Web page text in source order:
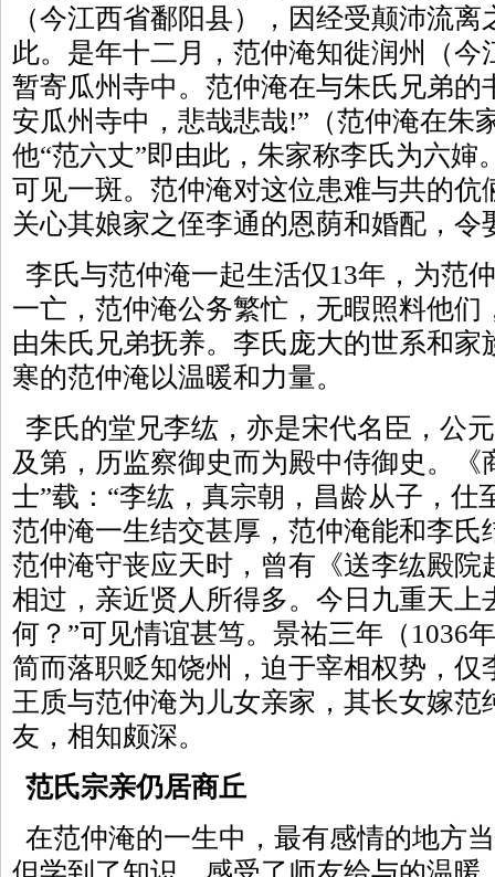
（今江西省鄱阳县），因经受颠沛流
此。是年十二月，范仲淹知徙润州（
暂寄瓜州寺中。范仲淹在与朱氏兄弟的
安瓜州寺中，悲哉悲哉!”（范仲淹在朱
他“范六丈”即由此，朱家称李氏为六婶
可见一斑。范仲淹对这位患难与共的伉
关心其娘家之侄李通的恩荫和婚配，令
李氏与范仲淹一起生活仅13年，为范
一亡，范仲淹公务繁忙，无暇照料他们
由朱氏兄弟抚养。李氏庞大的世系和
寒的范仲淹以温暖和力量。
李氏的堂兄李纮，亦是宋代名臣，公
及第，历监察御史而为殿中侍御史。《
士”载：“李纮，真宗朝，昌龄从子，仕
范仲淹一生结交甚厚，范仲淹能和李氏
范仲淹守丧应天时，曾有《送李纮殿院
相过，亲近贤人所得多。今日九重天上
何？”可见情谊甚笃。景祐三年（1036
简而落职贬知饶州，迫于宰相权势，仅
王质与范仲淹为儿女亲家，其长女嫁范
友，相知颇深。
范氏宗亲仍居商丘
在范仲淹的一生中，最有感情的地方